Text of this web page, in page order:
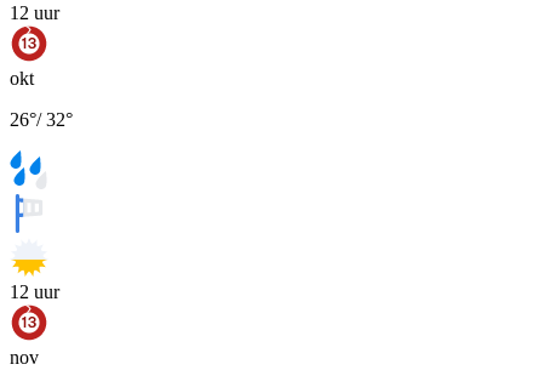
12 uur
okt
26°/32°
12 uur
nov